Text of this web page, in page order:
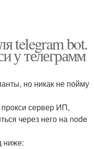
telegram bot.
у телеграмм
но никак не пойму
сервер ИП,
через него на node
ниже: